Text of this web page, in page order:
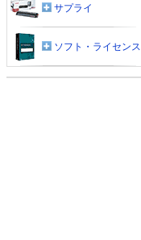
サプライ
ソフト・ライセンス